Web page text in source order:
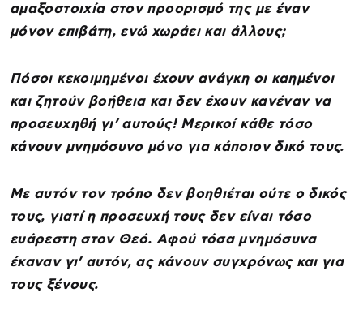
αμαξοστοιχία στον προορισμό της με έναν
μόνον επιβάτη, ενώ χωράει και άλλους;
Πόσοι κεκοιμημένοι έχουν ανάγκη οι καημένοι
και ζητούν βοήθεια και δεν έχουν κανέναν να
προσευχηθή γι’ αυτούς! Μερικοί κάθε τόσο
κάνουν μνημόσυνο μόνο για κάποιον δικό τους.
Με αυτόν τον τρόπο δεν βοηθιέται ούτε ο δικός
τους, γιατί η προσευχή τους δεν είναι τόσο
ευάρεστη στον Θεό. Αφού τόσα μνημόσυνα
έκαναν γι’ αυτόν, ας κάνουν συγχρόνως και για
τους ξένους.